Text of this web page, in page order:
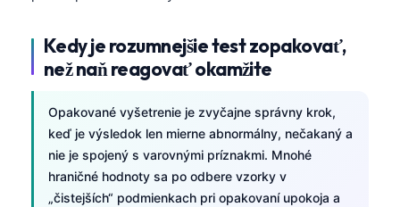
Kedy je rozumnejšie test zopakovať,
než naň reagovať okamžite
Opakované vyšetrenie je zvyčajne správny krok,
keď je výsledok len mierne abnormálny, nečakaný a
nie je spojený s varovnými príznakmi. Mnohé
hraničné hodnoty sa po odbere vzorky v
„čistejších“ podmienkach pri opakovaní upokoja a